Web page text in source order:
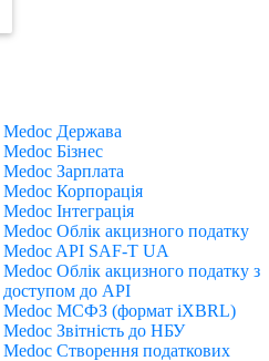
Medoc Держава
Medoc Бізнес
Medoc Зарплата
Medoc Корпорація
Medoc Інтеграція
Medoc Облік акцизного податку
Medoc API SAF-T UA
Medoc Облік акцизного податку з
доступом до API
Medoc МСФЗ (формат іХBRL)
Medoc Звітність до НБУ
Medoc Створення податкових